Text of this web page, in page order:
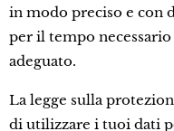
in modo preciso e con
per il tempo
adeguato.
La legge sulla
di utilizzare i tuoi dati